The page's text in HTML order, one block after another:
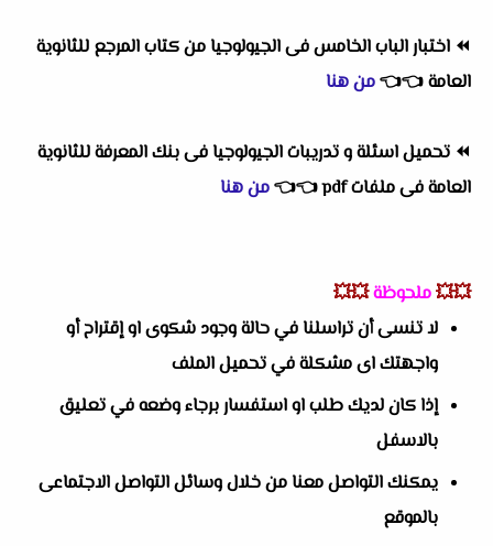
⏪ اختبار الباب الخامس فى الجيولوجيا من كتاب المرجع للثانوية
العامة👈
👈من هنا
⏪ تحميل اسئلة و تدريبات الجيولوجيا فى بنك المعرفة للثانوية
العامة فى ملفات pdf
👈
👈من هنا
💥💥ملحوظة💥💥
لا تنسى أن تراسلنا في حالة وجود شكوى او إقتراح أو
واجهتك اى مشكلة في تحميل الملف
إذا كان لديك طلب او استفسار برجاء وضعه في تعليق
بالاسفل
يمكنك التواصل معنا من خلال وسائل التواصل الاجتماعى
بالموقع